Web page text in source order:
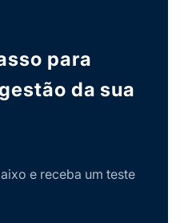
para
da sua
e receba um teste